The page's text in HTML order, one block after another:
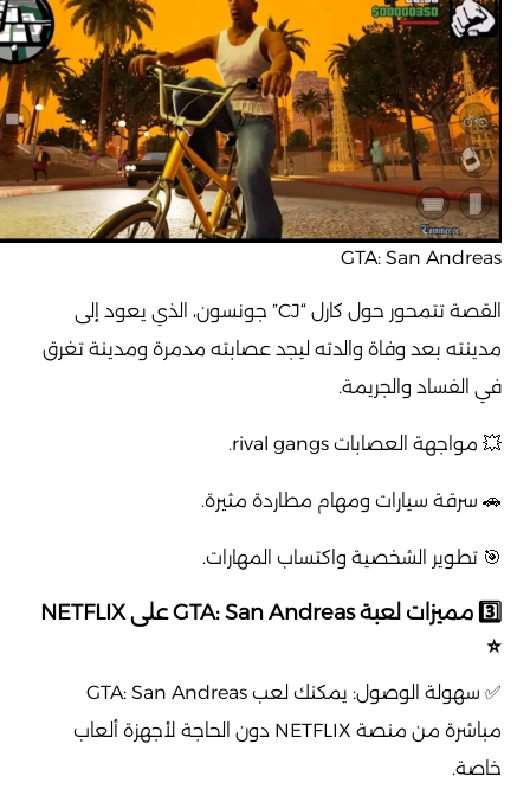
GTA: San Andreas
القصة تتمحور حول كارل “CJ” جونسون، الذي يعود إلى
مدينته بعد وفاة والدته ليجد عصابته مدمرة ومدينة تغرق
في الفساد والجريمة.
💥 مواجهة العصابات rival gangs.
🚗 سرقة سيارات ومهام مطاردة مثيرة.
🎯 تطوير الشخصية واكتساب المهارات.
3️⃣ مميزات لعبة GTA: San Andreas على NETFLIX
⭐
✅ سهولة الوصول: يمكنك لعب GTA: San Andreas
مباشرة من منصة NETFLIX دون الحاجة لأجهزة ألعاب
خاصة.